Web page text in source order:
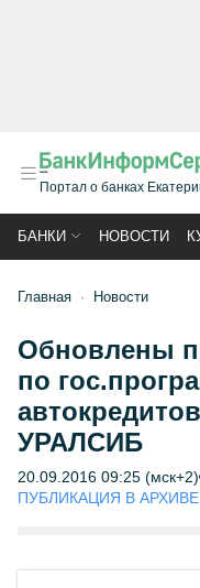
Портал о банках
БАНКИ НОВОСТИ
Главная Новости
Обновлены
по
УРАЛСИБ
20.09.2016 09:25 (мск+2)
ПУБЛИКАЦИЯ В АРХИВЕ